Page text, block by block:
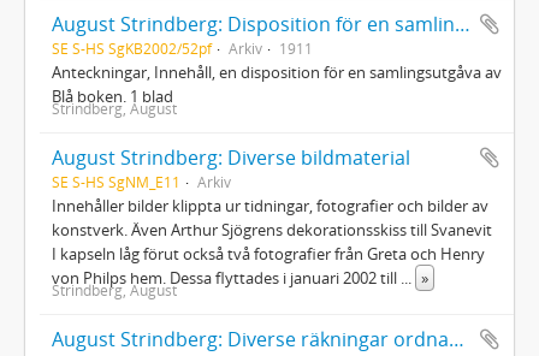
August Strindberg: Disposition för en samlingsutgåva [En Blå bok]
SE S-HS SgKB2002/52pf Arkiv 1911
Anteckningar, Innehåll, en disposition för en samlingsutgåva av
Blå boken. 1 blad
Strindberg, August
August Strindberg: Diverse bildmaterial
SE S-HS SgNM_E11 Arkiv
Innehåller bilder klippta ur tidningar, fotografier och bilder av
konstverk. Även Arthur Sjögrens dekorationsskiss till Svanevit
I kapseln låg förut också två fotografier från Greta och Henry
von Philps hem. Dessa flyttades i januari 2002 till
»
Strindberg, August
August Strindberg: Diverse räkningar ordnade kategorivis